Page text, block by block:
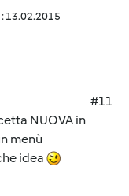
13.02.2015
#11
NUOVA in
menù
idea